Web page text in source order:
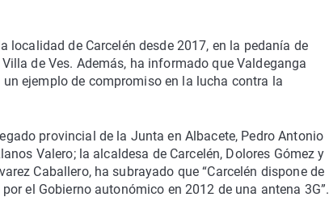
localidad de Carcelén desde 2017, en la pedanía de
de Ves. Además, ha informado que Valdeganga
ejemplo de compromiso en la lucha contra la
provincial de la Junta en Albacete, Pedro Antonio
Valero; la alcaldesa de Carcelén, Dolores Gómez y
Caballero, ha subrayado que “Carcelén dispone de
el Gobierno autonómico en 2012 de una antena 3G”.